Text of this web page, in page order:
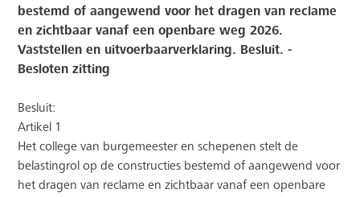
bestemd of aangewend voor het dragen van reclame
en zichtbaar vanaf een openbare weg 2026.
Vaststellen en uitvoerbaarverklaring. Besluit. -
Besloten zitting
Besluit:
Artikel 1
Het college van burgemeester en schepenen stelt de
belastingrol op de constructies bestemd of aangewend voor
het dragen van reclame en zichtbaar vanaf een openbare